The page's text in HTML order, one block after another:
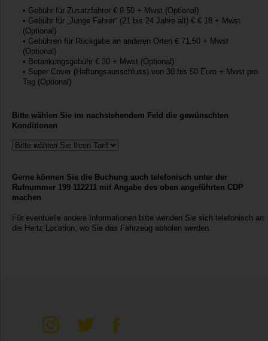
• Gebühr für Zusatzfahrer € 9.50 + Mwst (Optional)
• Gebühr für „Junge Fahrer“ (21 bis 24 Jahre alt) € € 18 + Mwst
(Optional)
• Gebühren für Rückgabe an anderen Orten € 71.50 + Mwst
(Optional)
• Betankungsgebühr € 30 + Mwst (Optional)
• Super Cover (Haftungsausschluss) von 30 bis 50 Euro + Mwst pro
Tag (Optional)
Bitte wählen Sie im nachstehendem Feld die gewünschten
Konditionen
Gerne können Sie die Buchung auch telefonisch unter der
Rufnummer 199 112211 mit Angabe des oben angeführten CDP
machen
Für eventuelle andere Informationen bitte wenden Sie sich telefonisch an
die Hertz Location, wo Sie das Fahrzeug abholen werden.